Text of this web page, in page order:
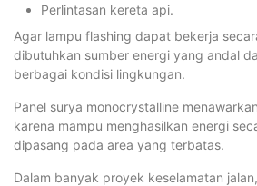
Perlintasan kereta api.
Agar lampu flashing dapat bekerja
dibutuhkan sumber energi yang andal
berbagai kondisi lingkungan.
Panel surya monocrystalline
karena mampu menghasilkan energi
dipasang pada area yang terbatas.
Dalam banyak proyek keselamatan